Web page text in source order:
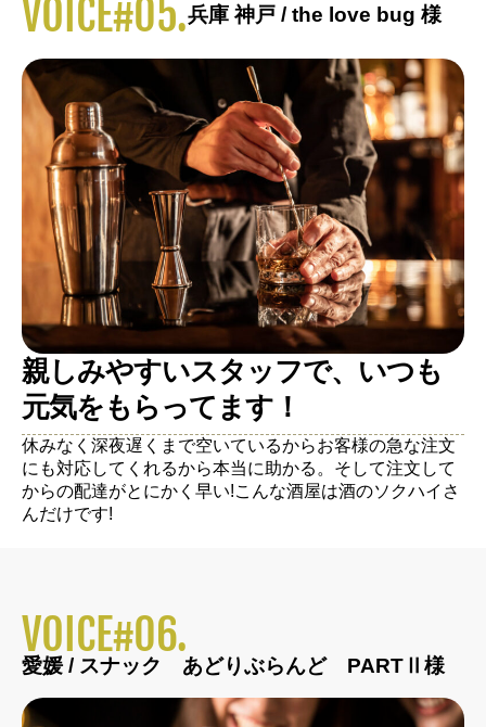
VOICE#05.兵庫 神戸 / the love bug 様
親しみやすいスタッフで、いつも
元気をもらってます！
休みなく深夜遅くまで空いているからお客様の急な注文
にも対応してくれるから本当に助かる。そして注文して
からの配達がとにかく早い!こんな酒屋は酒のソクハイさ
んだけです!
VOICE#06.
愛媛 / スナック あどりぶらんど PARTⅡ様